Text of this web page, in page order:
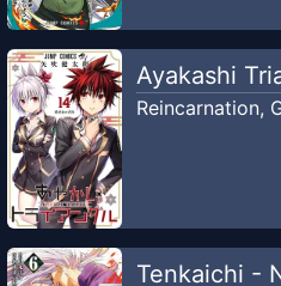
Ayakashi
Reincarnation,
Tenkaichi -